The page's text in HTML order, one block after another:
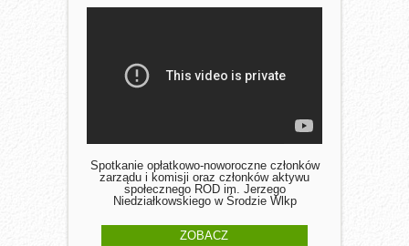
Spotkanie opłatkowo-noworoczne członków
zarządu i komisji oraz członków aktywu
społecznego ROD im. Jerzego
Niedziałkowskiego w Środzie Wlkp
ZOBACZ